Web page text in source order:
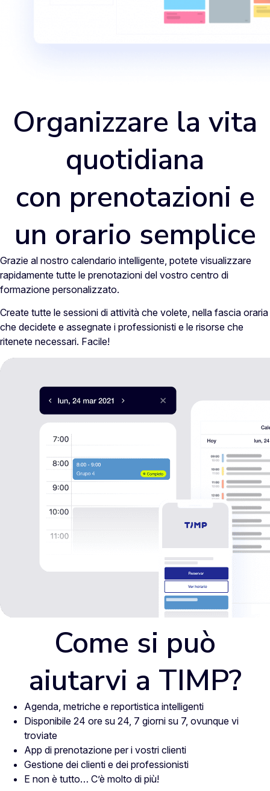
Organizzare la vita
quotidiana
con prenotazioni e
un orario semplice
Grazie al nostro calendario intelligente, potete visualizzare
rapidamente tutte le prenotazioni del vostro centro di
formazione personalizzato.
Create tutte le sessioni di attività che volete, nella fascia oraria
che decidete e assegnate i professionisti e le risorse che
ritenete necessari. Facile!
Come si può
aiutarvi a TIMP?
Agenda, metriche e reportistica intelligenti
Disponibile 24 ore su 24, 7 giorni su 7, ovunque vi
troviate
App di prenotazione per i vostri clienti
Gestione dei clienti e dei professionisti
E non è tutto… C’è molto di più!